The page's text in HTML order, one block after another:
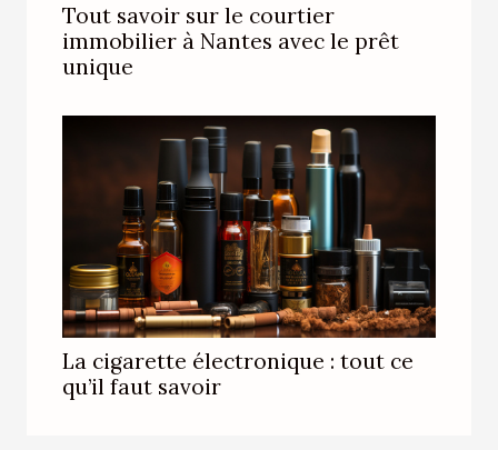
Tout savoir sur le courtier
immobilier à Nantes avec le prêt
unique
La cigarette électronique : tout ce
qu’il faut savoir